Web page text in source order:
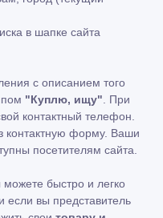
в шапке сайта
с описанием того
"Куплю, ищу" . При
контактный телефон.
контактную форму. Ваши
посетителям сайта.
быстро и легко
если вы представитель